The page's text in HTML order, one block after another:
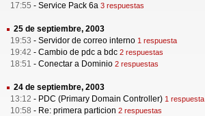
17:55 - Service Pack 6a 3 respuestas
25 de septiembre, 2003
19:53 - Servidor de correo interno 1 respuesta
19:42 - Cambio de pdc a bdc 2 respuestas
18:51 - Conectar a Dominio 2 respuestas
24 de septiembre, 2003
13:12 - PDC (Primary Domain Controller) 1 respuesta
10:58 - Re: primera particion 2 respuestas